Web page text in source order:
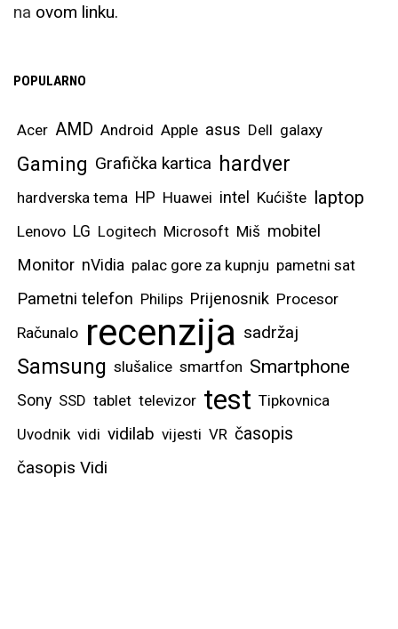
na ovom linku.
POPULARNO
Acer AMD Android Apple asus Dell galaxy
Gaming Grafička kartica hardver
hardverska tema HP Huawei intel Kućište laptop
Lenovo LG Logitech Microsoft Miš mobitel
Monitor nVidia palac gore za kupnju pametni sat
Pametni telefon Philips Prijenosnik Procesor
Računalo recenzija sadržaj
Samsung slušalice smartfon Smartphone
Sony SSD tablet televizor test Tipkovnica
Uvodnik vidi vidilab vijesti VR časopis
časopis Vidi